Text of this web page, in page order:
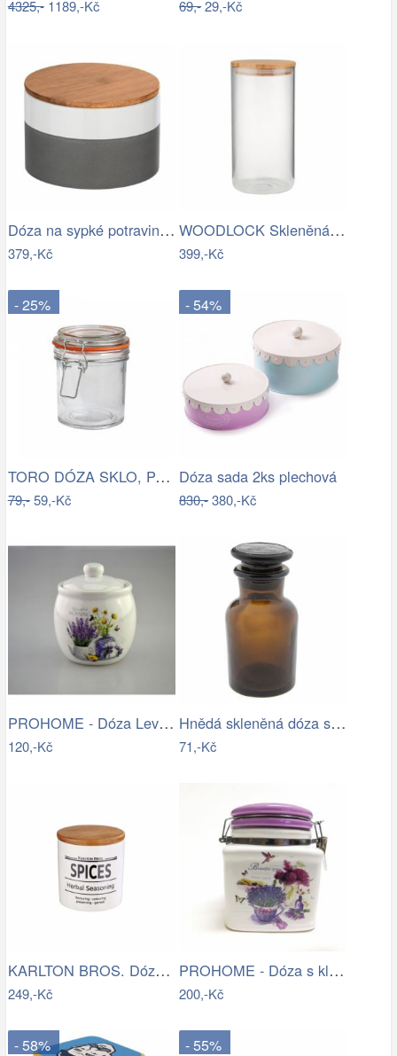
4325,-1189,-Kč 69,-29,-Kč
Dóza na sypké potraviny MALTA, 750 ml,…
379,-Kč
WOODLOCK Skleněná dóza 2300 ml - čirá…
399,-Kč
- 25%
TORO DÓZA SKLO, PATENTNÍ UZÁVĚR, 8…
79,-59,-Kč
- 54%
Dóza sada 2ks plechová
830,-380,-Kč
PROHOME - Dóza Levandule
120,-Kč
Hnědá skleněná dóza s víčkem - Ø 5*9 cm…
71,-Kč
KARLTON BROS. Dóza na koření 250 ml
249,-Kč
PROHOME - Dóza s klipem Levandule
200,-Kč
- 58% - 55%